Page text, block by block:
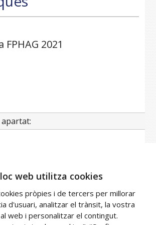
2021
apartat:
web utilitza cookies
pròpies i de tercers per millorar
d'usuari, analitzar el trànsit, la vostra
web i personalitzar el contingut.